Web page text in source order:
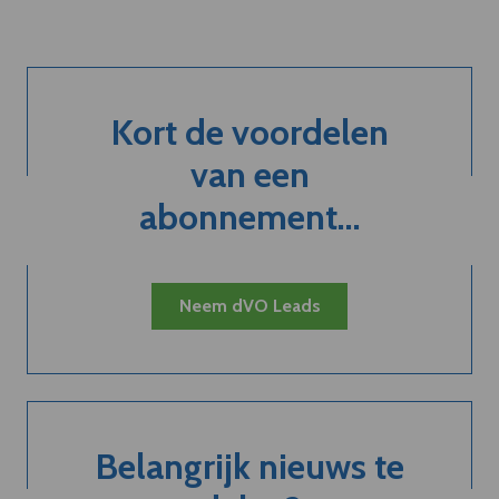
Kort de voordelen
van een
abonnement...
Neem dVO Leads
Belangrijk nieuws te